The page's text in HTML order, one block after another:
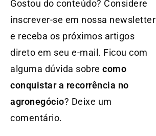
Gostou do conteúdo? Considere
inscrever-se em nossa newsletter
e receba os próximos artigos
direto em seu e-mail. Ficou com
alguma dúvida sobre como
conquistar a recorrência no
agronegócio? Deixe um
comentário.